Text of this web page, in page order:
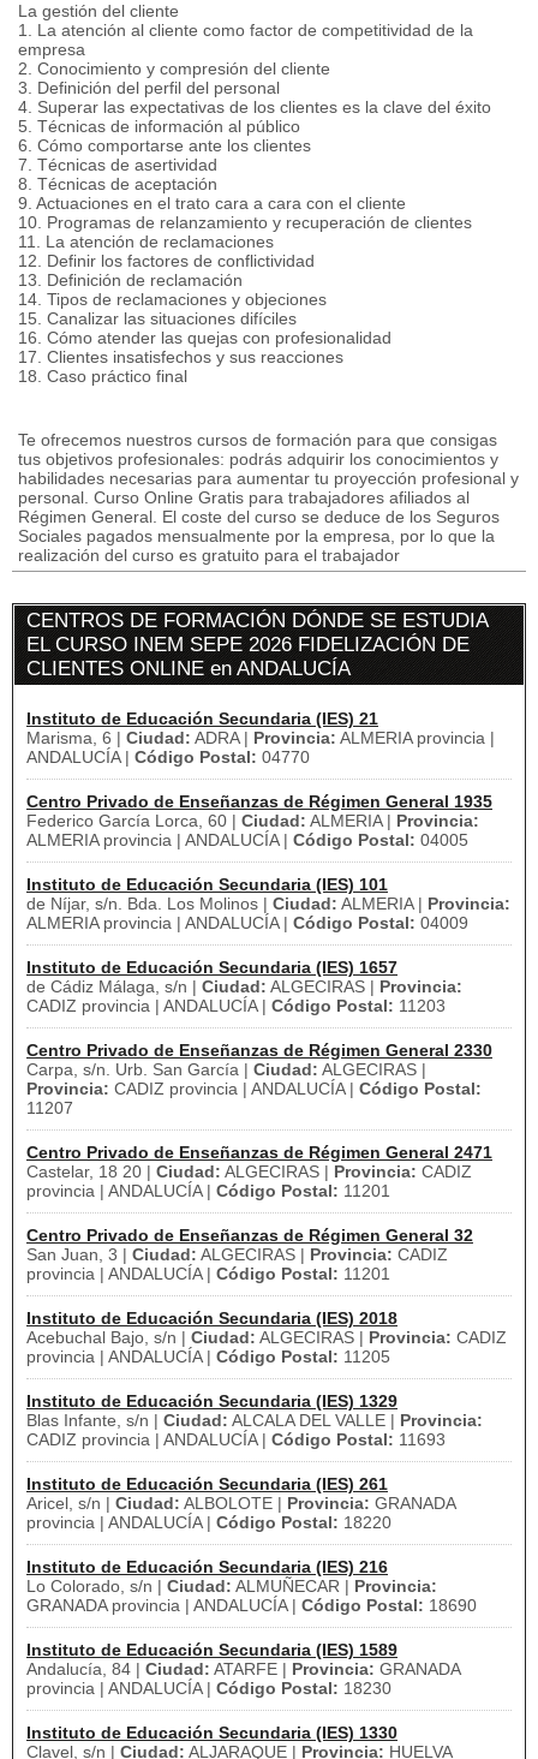
La gestión del cliente
1. La atención al cliente como factor de competitividad de la
empresa
2. Conocimiento y compresión del cliente
3. Definición del perfil del personal
4. Superar las expectativas de los clientes es la clave del éxito
5. Técnicas de información al público
6. Cómo comportarse ante los clientes
7. Técnicas de asertividad
8. Técnicas de aceptación
9. Actuaciones en el trato cara a cara con el cliente
10. Programas de relanzamiento y recuperación de clientes
11. La atención de reclamaciones
12. Definir los factores de conflictividad
13. Definición de reclamación
14. Tipos de reclamaciones y objeciones
15. Canalizar las situaciones difíciles
16. Cómo atender las quejas con profesionalidad
17. Clientes insatisfechos y sus reacciones
18. Caso práctico final
Te ofrecemos nuestros cursos de formación para que consigas
tus objetivos profesionales: podrás adquirir los conocimientos y
habilidades necesarias para aumentar tu proyección profesional y
personal. Curso Online Gratis para trabajadores afiliados al
Régimen General. El coste del curso se deduce de los Seguros
Sociales pagados mensualmente por la empresa, por lo que la
realización del curso es gratuito para el trabajador
CENTROS DE FORMACIÓN DÓNDE SE ESTUDIA
EL CURSO INEM SEPE 2026 FIDELIZACIÓN DE
CLIENTES ONLINE en ANDALUCÍA
Instituto de Educación Secundaria (IES) 21
Marisma, 6 | Ciudad: ADRA | Provincia: ALMERIA provincia |
ANDALUCÍA | Código Postal: 04770
Centro Privado de Enseñanzas de Régimen General 1935
Federico García Lorca, 60 | Ciudad: ALMERIA | Provincia:
ALMERIA provincia | ANDALUCÍA | Código Postal: 04005
Instituto de Educación Secundaria (IES) 101
de Níjar, s/n. Bda. Los Molinos | Ciudad: ALMERIA | Provincia:
ALMERIA provincia | ANDALUCÍA | Código Postal: 04009
Instituto de Educación Secundaria (IES) 1657
de Cádiz Málaga, s/n | Ciudad: ALGECIRAS | Provincia:
CADIZ provincia | ANDALUCÍA | Código Postal: 11203
Centro Privado de Enseñanzas de Régimen General 2330
Carpa, s/n. Urb. San García | Ciudad: ALGECIRAS |
Provincia: CADIZ provincia | ANDALUCÍA | Código Postal:
11207
Centro Privado de Enseñanzas de Régimen General 2471
Castelar, 18 20 | Ciudad: ALGECIRAS | Provincia: CADIZ
provincia | ANDALUCÍA | Código Postal: 11201
Centro Privado de Enseñanzas de Régimen General 32
San Juan, 3 | Ciudad: ALGECIRAS | Provincia: CADIZ
provincia | ANDALUCÍA | Código Postal: 11201
Instituto de Educación Secundaria (IES) 2018
Acebuchal Bajo, s/n | Ciudad: ALGECIRAS | Provincia: CADIZ
provincia | ANDALUCÍA | Código Postal: 11205
Instituto de Educación Secundaria (IES) 1329
Blas Infante, s/n | Ciudad: ALCALA DEL VALLE | Provincia:
CADIZ provincia | ANDALUCÍA | Código Postal: 11693
Instituto de Educación Secundaria (IES) 261
Aricel, s/n | Ciudad: ALBOLOTE | Provincia: GRANADA
provincia | ANDALUCÍA | Código Postal: 18220
Instituto de Educación Secundaria (IES) 216
Lo Colorado, s/n | Ciudad: ALMUÑECAR | Provincia:
GRANADA provincia | ANDALUCÍA | Código Postal: 18690
Instituto de Educación Secundaria (IES) 1589
Andalucía, 84 | Ciudad: ATARFE | Provincia: GRANADA
provincia | ANDALUCÍA | Código Postal: 18230
Instituto de Educación Secundaria (IES) 1330
Clavel, s/n | Ciudad: ALJARAQUE | Provincia: HUELVA